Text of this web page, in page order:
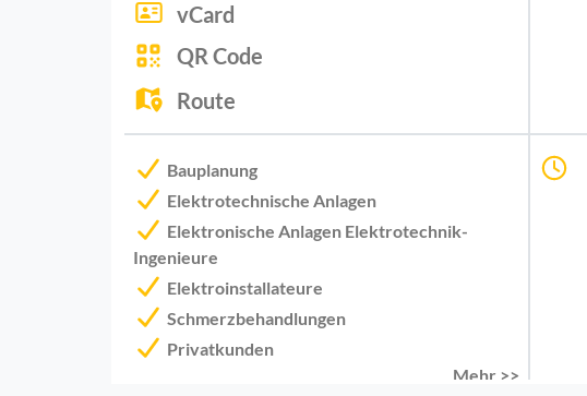
vCard
QR Code
Route
Bauplanung
Elektrotechnische Anlagen
Elektronische Anlagen Elektrotechnik-
Ingenieure
Elektroinstallateure
Schmerzbehandlungen
Privatkunden
Mehr >>